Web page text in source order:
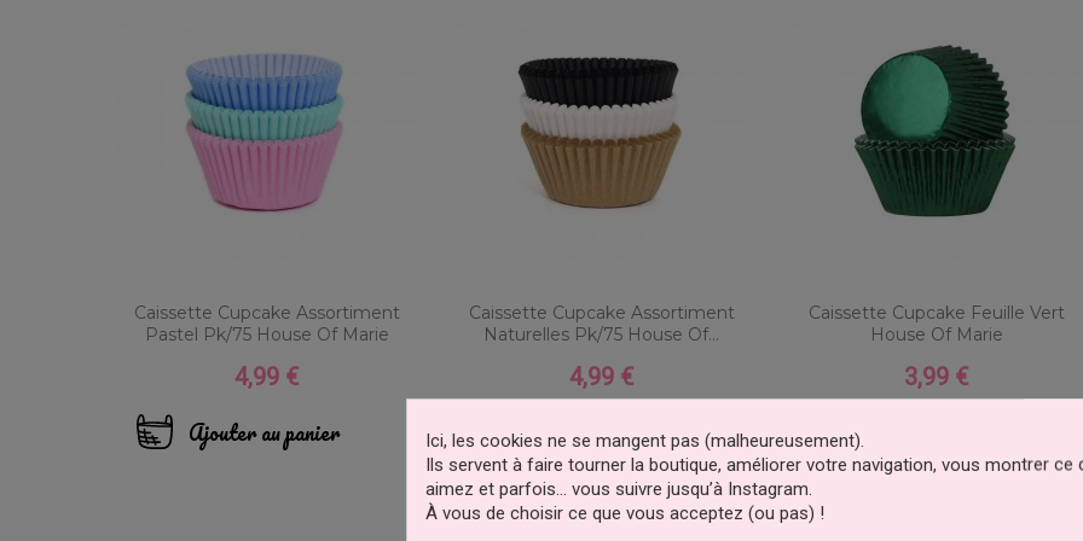
Caissette Cupcake Assortiment
Pastel Pk/75 House Of Marie
Prix
4,99 €
Ajouter au panier
Caissette Cupcake Assortiment
Naturelles Pk/75 House Of...
Prix
4,99 €
Ajouter au panier
Caissette Cupcake Feuille Vert
House Of Marie
Prix
3,99 €
Ajouter au panier
Ici, les cookies ne se mangent pas (malheureusement).
Ils servent à faire tourner la boutique, améliorer votre navigation, vous montrer ce
aimez et parfois… vous suivre jusqu’à Instagram.
À vous de choisir ce que vous acceptez (ou pas) !